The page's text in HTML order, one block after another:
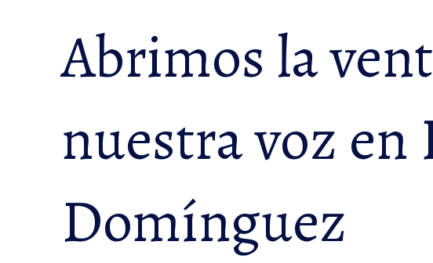
Abrimos la
nuestra voz
Domínguez